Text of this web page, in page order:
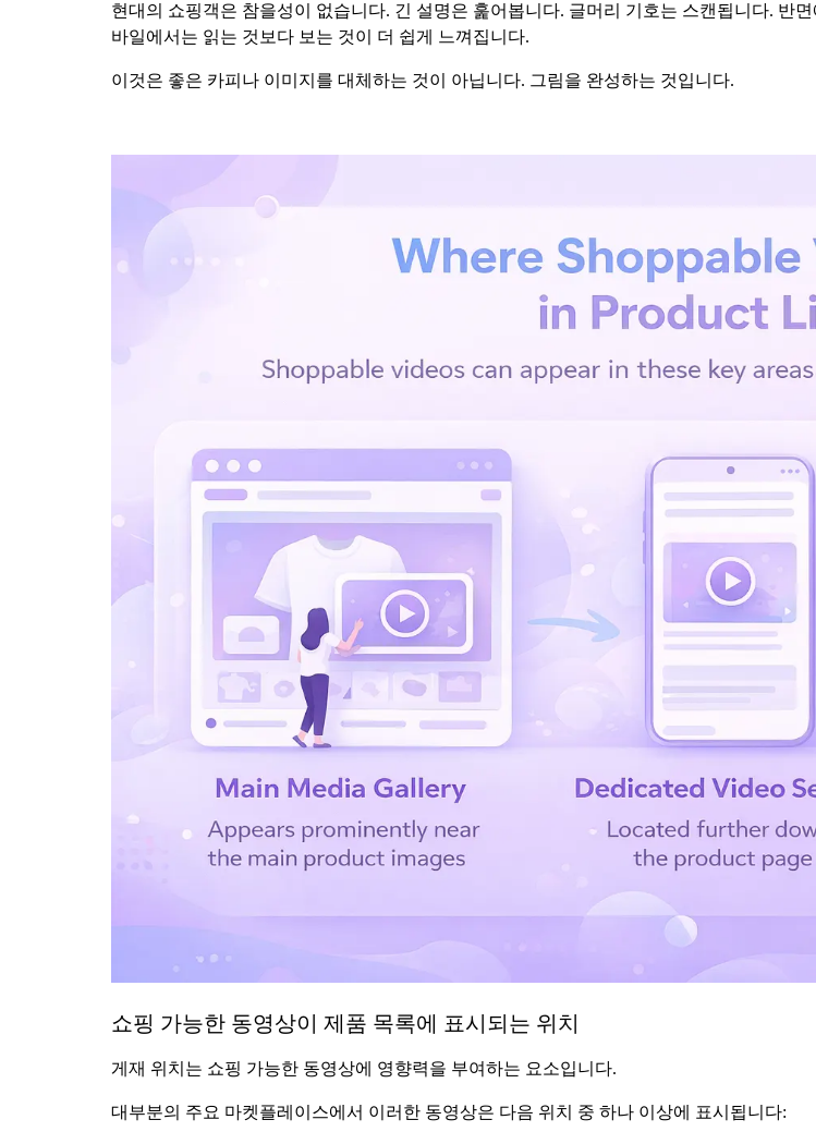
현대의 쇼핑객은 참을성이 없습니다. 긴 설명은 훑어봅니다. 글머리 기호는 스캔됩니다. 반
바일에서는 읽는 것보다 보는 것이 더 쉽게 느껴집니다.
이것은 좋은 카피나 이미지를 대체하는 것이 아닙니다. 그림을 완성하는 것입니다.
쇼핑 가능한 동영상이 제품 목록에 표시되는 위치
게재 위치는 쇼핑 가능한 동영상에 영향력을 부여하는 요소입니다.
대부분의 주요 마켓플레이스에서 이러한 동영상은 다음 위치 중 하나 이상에 표시됩니다: